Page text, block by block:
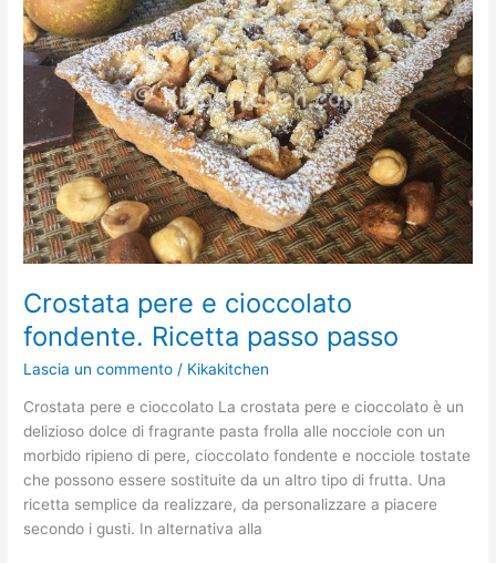
Crostata pere e cioccolato
fondente. Ricetta passo passo
Lascia un commento / Kikakitchen
Crostata pere e cioccolato La crostata pere e cioccolato è un
delizioso dolce di fragrante pasta frolla alle nocciole con un
morbido ripieno di pere, cioccolato fondente e nocciole tostate
che possono essere sostituite da un altro tipo di frutta. Una
ricetta semplice da realizzare, da personalizzare a piacere
secondo i gusti. In alternativa alla
cioccolato
fondente.
Ricetta
passo
passo